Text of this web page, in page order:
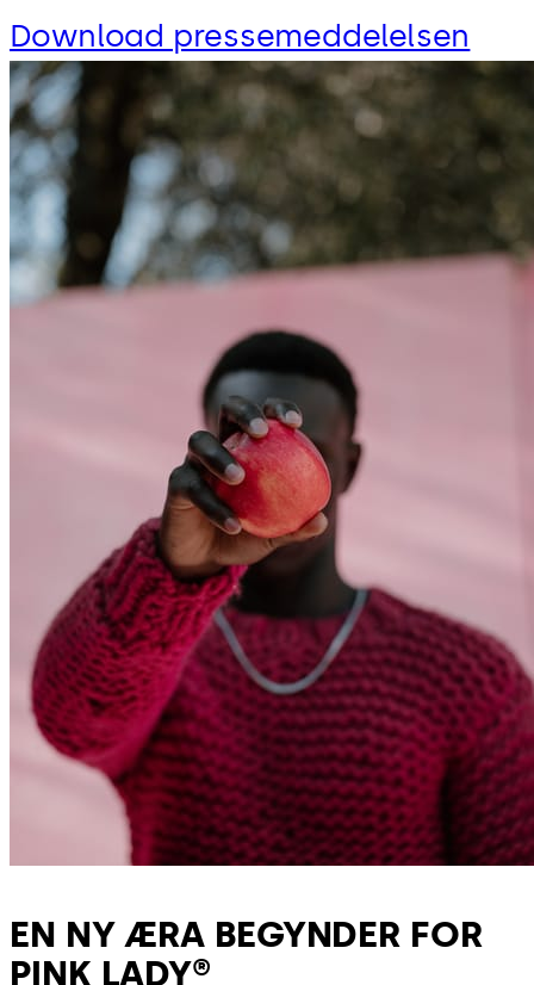
Download pressemeddelelsen
EN NY ÆRA BEGYNDER FOR
PINK LADY®